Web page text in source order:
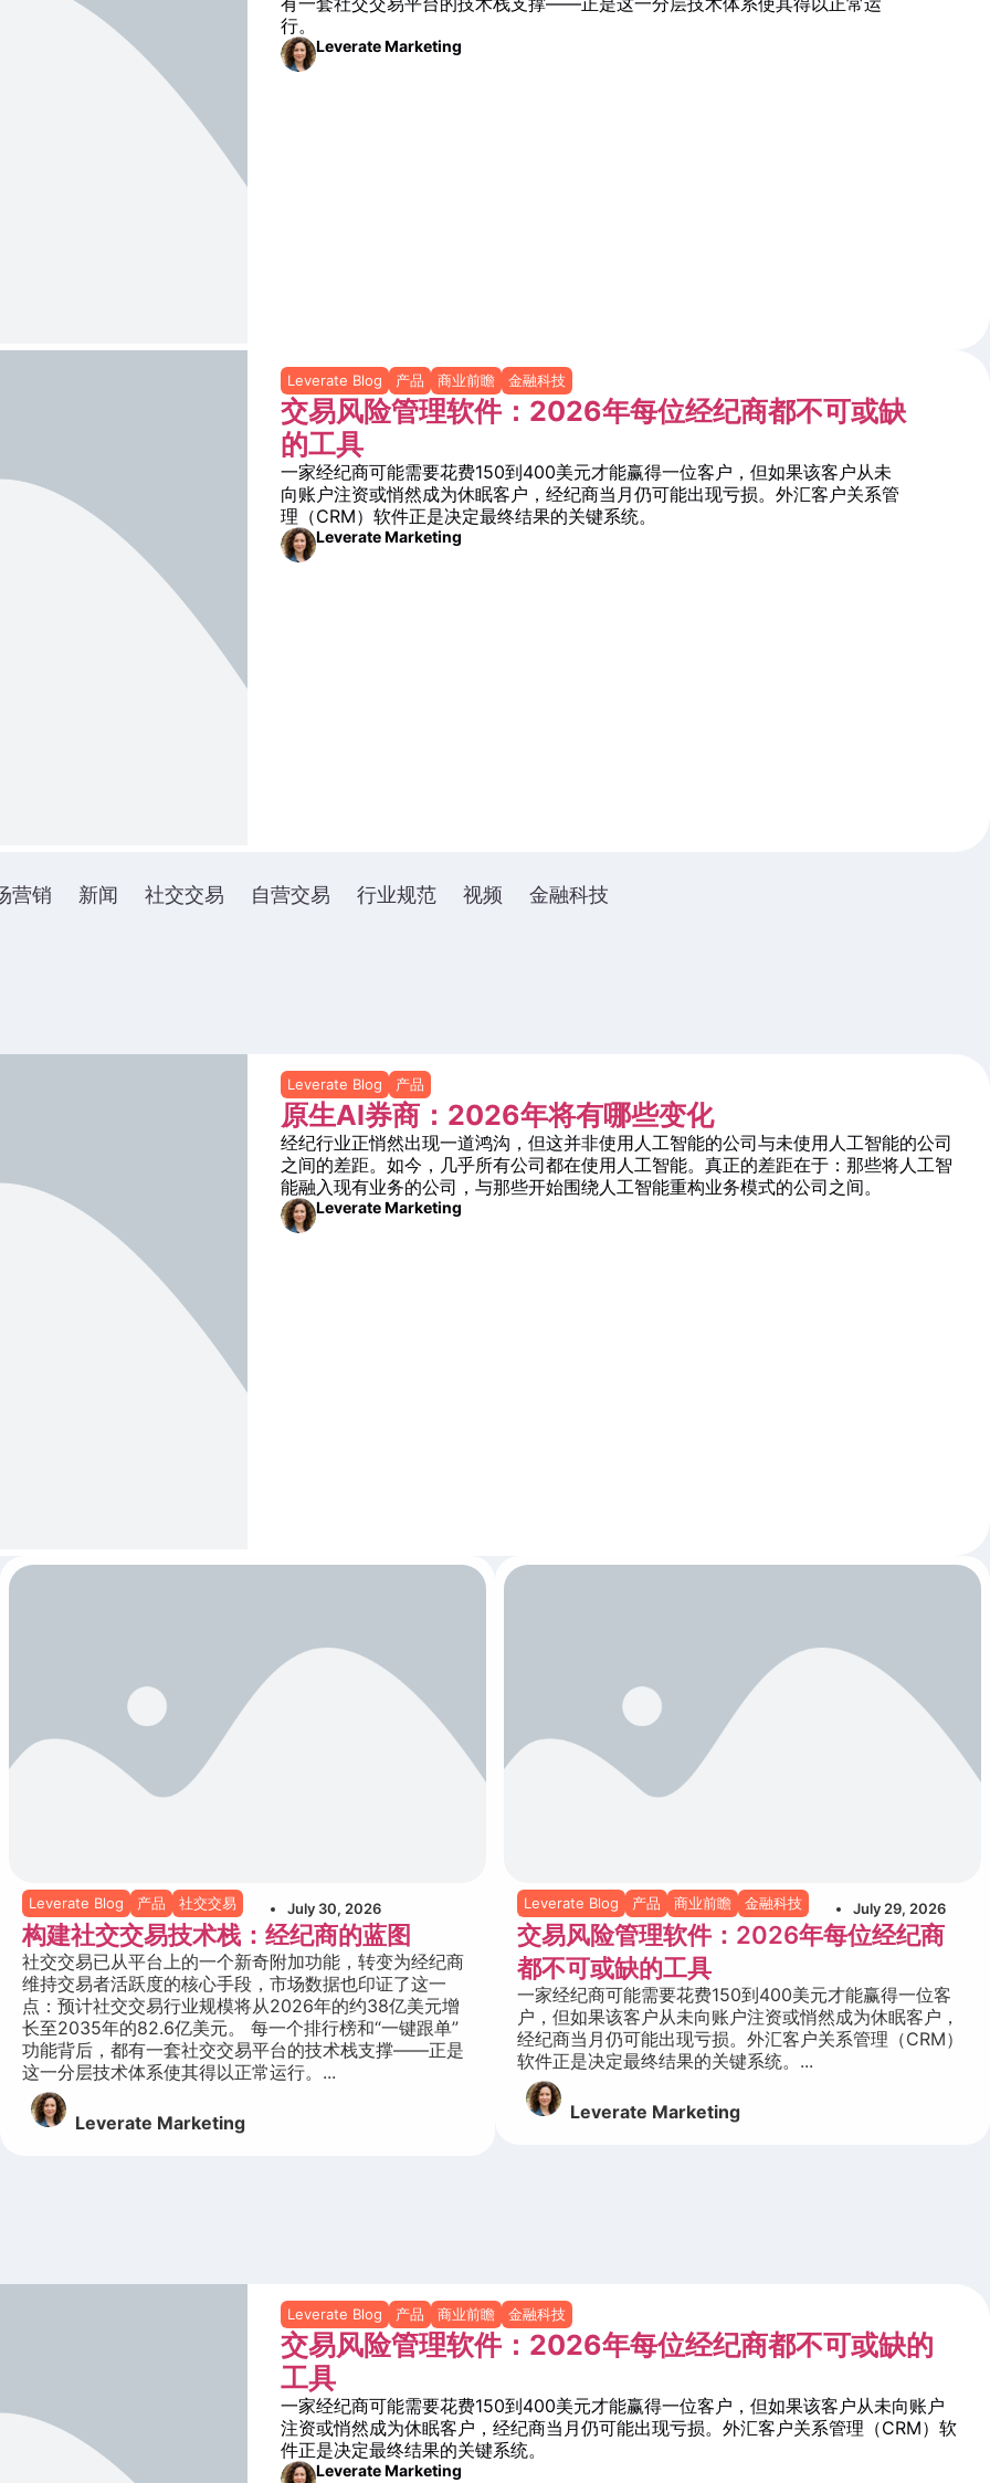
行。
Leverate Marketing
Leverate Blog 产品 商业前瞻 金融科技
交易风险管理软件：2026年每位经纪商都不可或缺
的工具
一家经纪商可能需要花费150到400美元才能赢得一位客户，但如果该客户从未
向账户注资或悄然成为休眠客户，经纪商当月仍可能出现亏损。外汇客户关系管
理（CRM）软件正是决定最终结果的关键系统。
Leverate Marketing
营销 新闻 社交交易 自营交易 行业规范 视频 金融科技
Leverate Blog 产品
原生AI券商：2026年将有哪些变化
经纪行业正悄然出现一道鸿沟，但这并非使用人工智能的公司与未使用人工智能的公司
之间的差距。如今，几乎所有公司都在使用人工智能。真正的差距在于：那些将人工智
能融入现有业务的公司，与那些开始围绕人工智能重构业务模式的公司之间。
Leverate Marketing
Leverate Blog 产品 社交交易 July 30, 2026
构建社交交易技术栈：经纪商的蓝图
社交交易已从平台上的一个新奇附加功能，转变为经纪商
维持交易者活跃度的核心手段，市场数据也印证了这一
点：预计社交交易行业规模将从2026年的约38亿美元增
长至2035年的82.6亿美元。 每一个排行榜和“一键跟单”
功能背后，都有一套社交交易平台的技术栈支撑——正是
这一分层技术体系使其得以正常运行。...
Leverate Marketing
Leverate Blog 产品 商业前瞻 金融科技 July 29, 2026
交易风险管理软件：2026年每位经纪商
都不可或缺的工具
一家经纪商可能需要花费150到400美元才能赢得一位客
户，但如果该客户从未向账户注资或悄然成为休眠客户，
经纪商当月仍可能出现亏损。外汇客户关系管理（CRM）
软件正是决定最终结果的关键系统。...
Leverate Marketing
Leverate Blog 产品 商业前瞻 金融科技
交易风险管理软件：2026年每位经纪商都不可或缺的
工具
一家经纪商可能需要花费150到400美元才能赢得一位客户，但如果该客户从未向账户
注资或悄然成为休眠客户，经纪商当月仍可能出现亏损。外汇客户关系管理（CRM）软
件正是决定最终结果的关键系统。
Leverate Marketing